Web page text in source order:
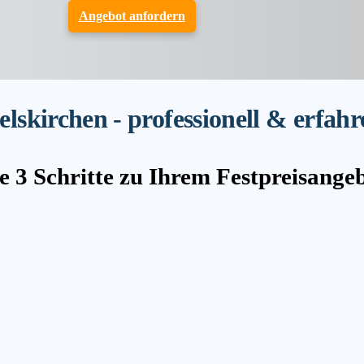
Angebot anfordern
- professionell &
3 Schritte zu Ihrem